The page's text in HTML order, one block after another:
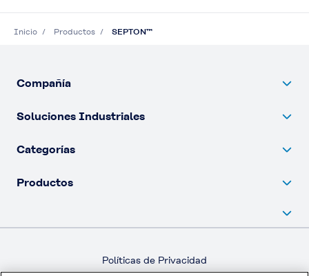
Inicio Productos SEPTON™
Compañía
Soluciones Industriales
Categorías
Productos
Políticas de Privacidad